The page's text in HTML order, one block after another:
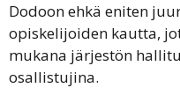
Dodoon ehkä eniten
opiskelijoiden kautta,
mukana järjestön
osallistujina.